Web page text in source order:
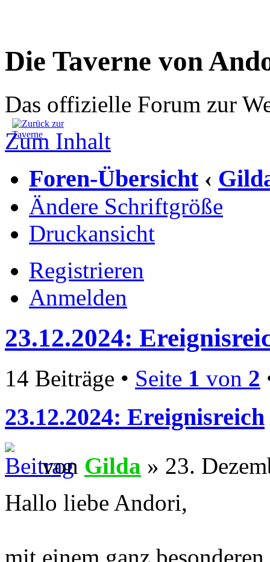
Die Taverne von
Das offizielle Forum zur
Zum Inhalt
Foren-Übersicht ‹
Ändere Schriftgröße
Druckansicht
Registrieren
Anmelden
23.12.2024:
14 Beiträge • Seite 1 von 2
23.12.2024: Ereignisreich
von Gilda » 23.
Hallo liebe Andori,